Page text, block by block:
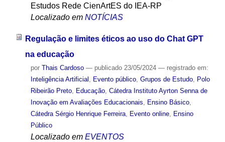
Estudos Rede CienArtES do IEA-RP
Localizado em NOTÍCIAS
Regulação e limites éticos ao uso do Chat GPT
na educação
por Thais Cardoso — publicado23/05/2024 — registrado em:
Inteligência Artificial , Evento público, Grupos de Estudo, Polo
Ribeirão Preto, Educação, Cátedra Instituto Ayrton Senna de
Inovação em Avaliações Educacionais, Ensino Básico,
Cátedra Sérgio Henrique Ferreira, Evento online, Ensino
Público
Localizado em EVENTOS